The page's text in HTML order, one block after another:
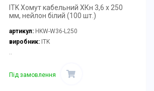
ITK Хомут кабельний ХКн 3,6 х 250
мм, нейлон білий (100 шт.)
артикул: HKW-W36-L250
виробник:ITK
..
Під замовлення